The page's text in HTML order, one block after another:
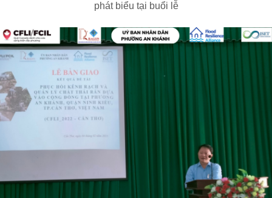
phát biểu tại buổi lễ